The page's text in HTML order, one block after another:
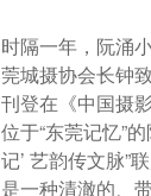
时隔一年，阮涌
莞城摄协会长钟
刊登在《中国摄
位于“东莞记忆”
记’ 艺韵传文脉”
是一种清澈的、